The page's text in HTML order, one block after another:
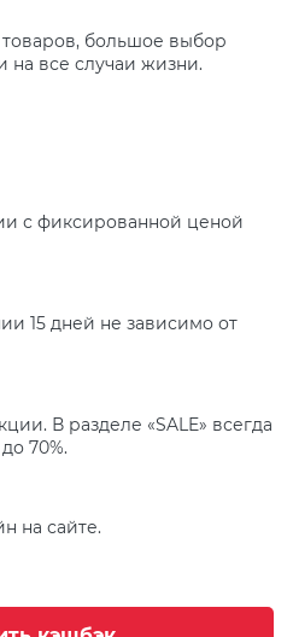
большое выбор
на все случаи жизни.
с фиксированной ценой
15 дней не зависимо от
В разделе «SALE» всегда
70%.
на сайте.